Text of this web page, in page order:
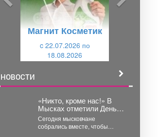
Магнит Косметик
c 22.07.2026 по
18.08.2026
НОВОСТИ
«Никто, кроме нас!» В
Мысках отметили День
Воздушно-десантных
войск.
Сегодня мысковчане
собрались вместе, чтобы